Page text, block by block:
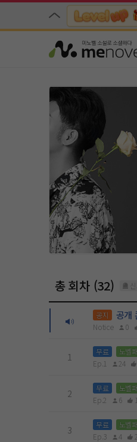
총 회차 (32)
공지 공개
Notice 0
1 무료 노벨
Ep.1 24
2 무료 노벨
Ep.2 6 1
3 무료 노벨
Ep.3 4 2